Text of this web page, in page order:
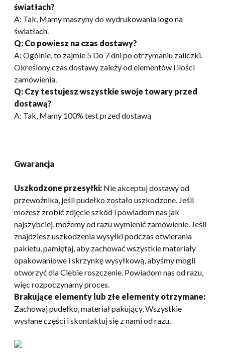
światłach?
A: Tak, Mamy maszyny do wydrukowania logo na
światłach.
Q: Co powiesz na czas dostawy?
A: Ogólnie, to zajmie 5 Do 7 dni po otrzymaniu zaliczki.
Określony czas dostawy zależy od elementów i ilości
zamówienia.
Q: Czy testujesz wszystkie swoje towary przed
dostawą?
A: Tak, Mamy 100% test przed dostawą
Gwarancja
Uszkodzone przesyłki: Nie akceptuj dostawy od
przewoźnika, jeśli pudełko zostało uszkodzone. Jeśli
możesz zrobić zdjęcie szkód i powiadom nas jak
najszybciej, możemy od razu wymienić zamówienie. Jeśli
znajdziesz uszkodzenia wysyłki podczas otwierania
pakietu, pamiętaj, aby zachować wszystkie materiały
opakowaniowe i skrzynkę wysyłkową, abyśmy mogli
otworzyć dla Ciebie roszczenie. Powiadom nas od razu,
więc rozpoczynamy proces.
Brakujące elementy lub złe elementy otrzymane:
Zachowaj pudełko, materiał pakujący, Wszystkie
wysłane części i skontaktuj się z nami od razu.